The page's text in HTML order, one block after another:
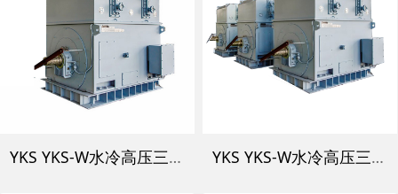
YKS YKS-W水冷高压三相异步电动机 YKS YKS-W水冷高压三相异步电动机